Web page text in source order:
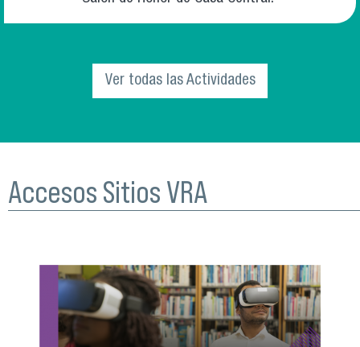
Ver todas las Actividades
Accesos Sitios VRA